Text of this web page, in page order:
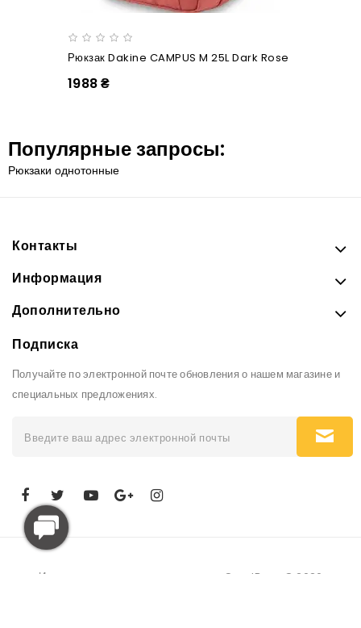
Рюкзак Dakine CAMPUS M 25L Dark Rose
1988 ₴
Популярные запросы:
Рюкзаки однотонные
Контакты
Информация
Дополнительно
Подписка
Получайте по электронной почте обновления о нашем магазине и
специальных предложениях.
Интернет-магазин рюкзаков и сумок GoodBags © 2026